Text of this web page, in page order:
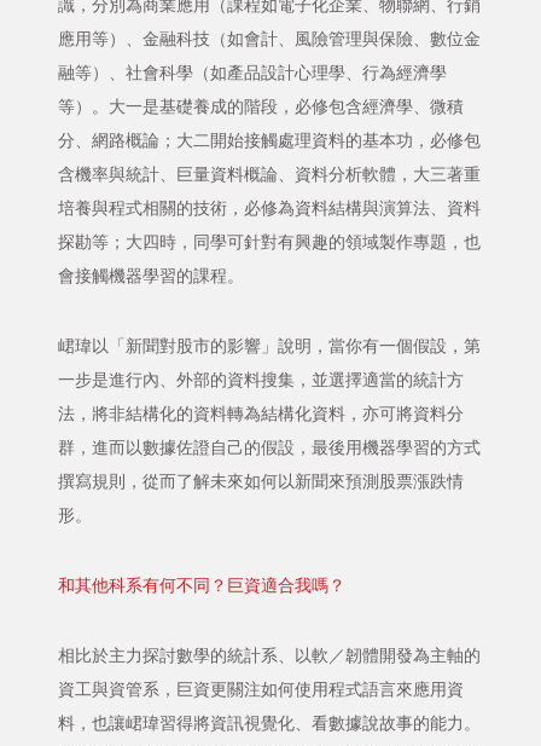
識，分別為商業應用（課程如電子化企業、物聯網、行銷
應用等）、金融科技（如會計、風險管理與保險、數位金
融等）、社會科學（如產品設計心理學、行為經濟學
等）。大一是基礎養成的階段，必修包含經濟學、微積
分、網路概論；大二開始接觸處理資料的基本功，必修包
含機率與統計、巨量資料概論、資料分析軟體，大三著重
培養與程式相關的技術，必修為資料結構與演算法、資料
探勘等；大四時，同學可針對有興趣的領域製作專題，也
會接觸機器學習的課程。
峮瑋以「新聞對股市的影響」說明，當你有一個假設，第
一步是進行內、外部的資料搜集，並選擇適當的統計方
法，將非結構化的資料轉為結構化資料，亦可將資料分
群，進而以數據佐證自己的假設，最後用機器學習的方式
撰寫規則，從而了解未來如何以新聞來預測股票漲跌情
形。
和其他科系有何不同？巨資適合我嗎？
相比於主力探討數學的統計系、以軟／韌體開發為主軸的
資工與資管系，巨資更關注如何使用程式語言來應用資
料，也讓峮瑋習得將資訊視覺化、看數據說故事的能力。